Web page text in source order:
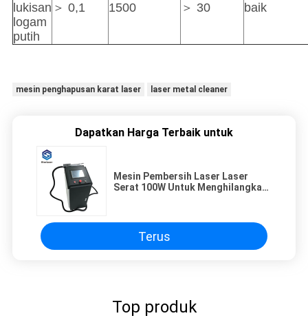
lukisan
logam
putih
＞ 0,1 1500 ＞ 30 baik
mesin penghapusan karat laser laser metal cleaner
Dapatkan Harga Terbaik untuk
Mesin Pembersih Laser Laser
Serat 100W Untuk Menghilangkan
Terus
Top produk